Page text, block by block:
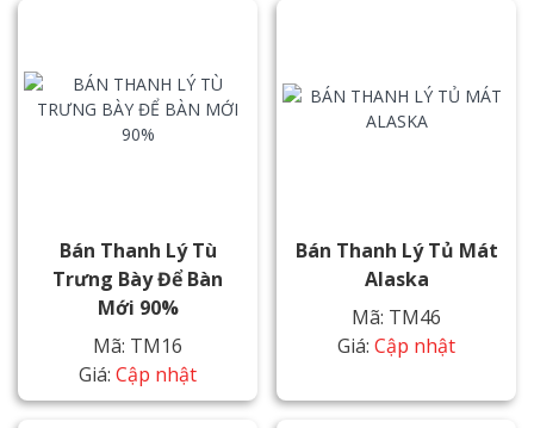
Bán Thanh Lý Tù
Trưng Bày Để Bàn
Mới 90%
Mã: TM16
Giá: Cập nhật
Bán Thanh Lý Tủ Mát
Alaska
Mã: TM46
Giá: Cập nhật